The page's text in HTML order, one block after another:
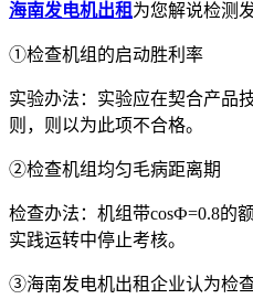
海南发电机出租 为您解说检测
①检查机组的启动胜利率
实验办法：实验应在契合产品
则，则以为此项不合格。
②检查机组均匀毛病距离期
检查办法：机组带cosФ=0.8的
实践运转中停止考核。
③海南发电机出租企业认为检